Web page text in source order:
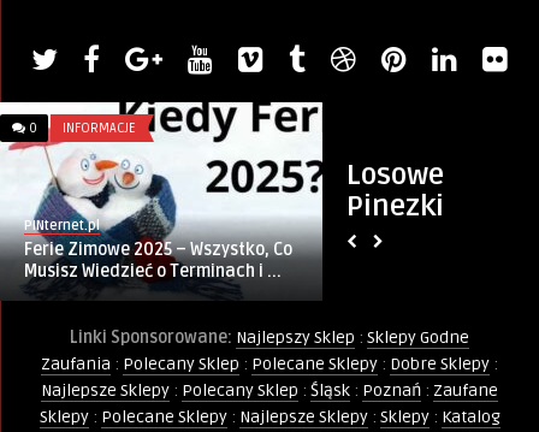
Losowe
Pinezki
0 INFORMACJE
PINternet.pl
Ferie Zimowe 2025 – Wszystko, Co
Musisz Wiedzieć o Terminach i ...
Linki Sponsorowane: Najlepszy Sklep : Sklepy Godne
Zaufania : Polecany Sklep : Polecane Sklepy : Dobre Sklepy :
Najlepsze Sklepy : Polecany Sklep : Śląsk : Poznań : Zaufane
Sklepy: Polecane Sklepy: Najlepsze Sklepy: Sklepy: Katalog